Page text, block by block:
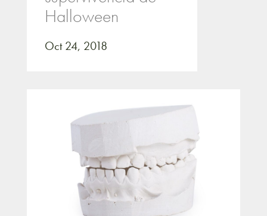
Halloween
Oct 24, 2018